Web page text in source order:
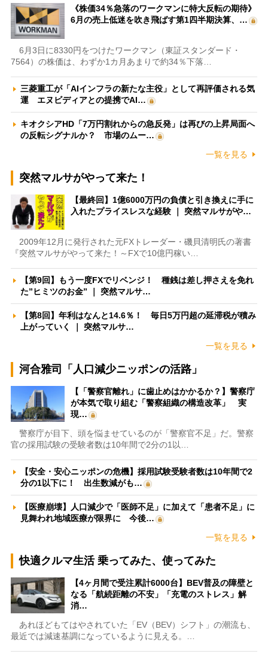
《株価34％急落のワークマンに特大反転の期待》
6月の売上低迷を吹き飛ばす第1四半期決算、…
6月3日に8330円をつけたワークマン（東証スタンダード・
7564）の株価は、わずか1カ月あまりで約34％下落…
三菱重工が「AIインフラの新たな主役」として再評価される気
運 エヌビディアとの提携でAI…
キオクシアHD「7万円割れからの急反発」は再びの上昇局面へ
の反転シグナルか？ 市場のムー…
一覧を見る
突然マルサがやって来た！
【最終回】1億6000万円の負債と引き換えに手に
入れたプライスレスな経験 ｜ 突然マルサがや…
2009年12月に発行された元FXトレーダー・磯貝清明氏の著書
『突然マルサがやって来た！～FXで10億円稼い…
【第9回】もう一度FXでリベンジ！ 種銭は差し押さえを免れ
た”ヒミツのお金” ｜ 突然マルサ…
【第8回】年利はなんと14.6％！ 毎日5万円超の延滞税が積み
上がっていく ｜ 突然マルサ…
一覧を見る
河合雅司「人口減少ニッポンの活路」
【「警察官離れ」に歯止めはかかるか？】警察庁
が本気で取り組む「警察組織の構造改革」 実
現…
警察庁が目下、頭を悩ませているのが「警察官不足」だ。警察
官の採用試験の受験者数は10年間で2分の1以…
【安全・安心ニッポンの危機】採用試験受験者数は10年間で2
分の1以下に！ 出生数減がも…
【医療崩壊】人口減少で「医師不足」に加えて「患者不足」に
見舞われ地域医療が限界に 今後…
一覧を見る
快適クルマ生活 乗ってみた、使ってみた
【4ヶ月間で受注累計6000台】BEV普及の障壁と
なる「航続距離の不安」「充電のストレス」解
消…
あれほどもてはやされていた「EV（BEV）シフト」の潮流も、
最近では減速基調になっているように見える。…